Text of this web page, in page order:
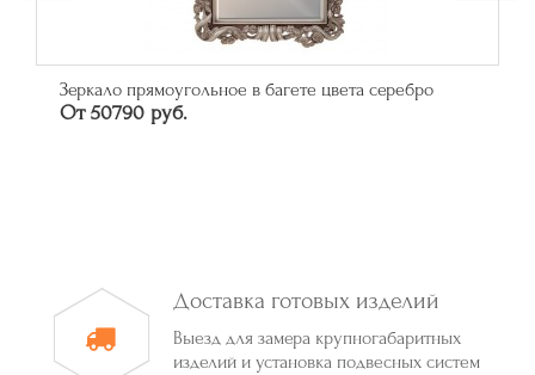
Зеркало прямоугольное в багете цвета серебро
От 50790 руб.
Доставка готовых изделий
Выезд для замера крупногабаритных
изделий и установка подвесных систем